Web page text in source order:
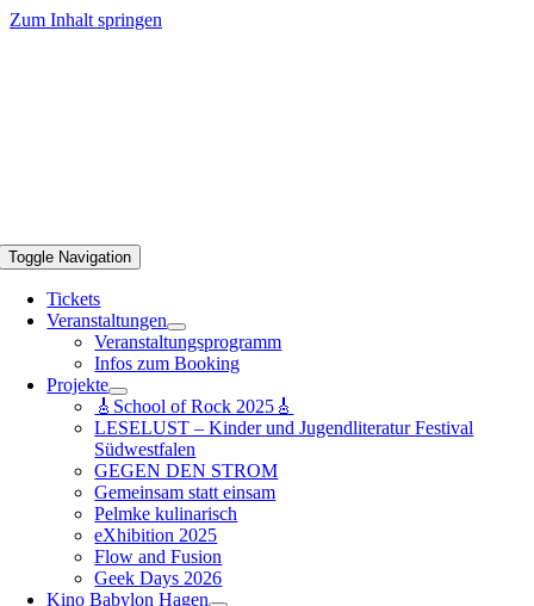
Zum Inhalt springen
Toggle Navigation
Tickets
Veranstaltungen
Veranstaltungsprogramm
Infos zum Booking
Projekte
🎸School of Rock 2025🎸
LESELUST – Kinder und Jugendliteratur Festival
Südwestfalen
GEGEN DEN STROM
Gemeinsam statt einsam
Pelmke kulinarisch
eXhibition 2025
Flow and Fusion
Geek Days 2026
Kino Babylon Hagen